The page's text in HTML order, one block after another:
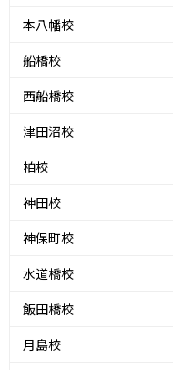
本八幡校
船橋校
西船橋校
津田沼校
柏校
神田校
神保町校
水道橋校
飯田橋校
月島校